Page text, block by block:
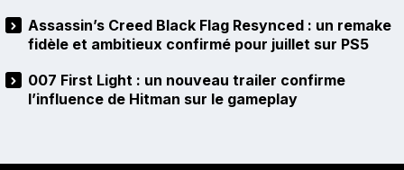
Assassin’s Creed Black Flag Resynced : un remake
fidèle et ambitieux confirmé pour juillet sur PS5
007 First Light : un nouveau trailer confirme
l’influence de Hitman sur le gameplay